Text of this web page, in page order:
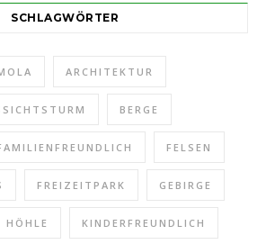
SCHLAGWÖRTER
ARCHITEKTUR
BERGE
FELSEN
FREIZEITPARK GEBIRGE
HÖHLE KINDERFREUNDLICH